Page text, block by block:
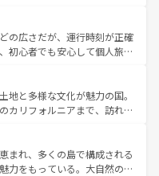
れで全く異なる文化を体験で
着のフランス情報はコンテンツ一覧
しい。 なお、新着の
を参照してほしい。
。また、優雅なアフタヌーン
らない英国パブ、サッカー観
る体験も豊富。イギリスを旅
の広さだが、運行時刻が正確
初心者でも安心して個人旅行
スイスならではのユニークな
だけでなく町歩きも満喫する
高いため物価も高いが、旅行
ともできる。 なお、新
一覧 を参照してほしい。
地と多様な文化が魅力の国。
カリフォルニアまで、訪れる
ショッピング、エンターテイ
スポットだ。一方、アメリカ
ランドキャニオンやイエロー
まれ、多くの島で構成される
力をもっている。大自然の神